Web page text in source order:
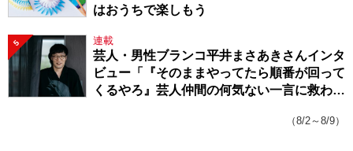
はおうちで楽しもう
5 連載
芸人・男性ブランコ平井まさあきさんインタ
ビュー「『そのままやってたら順番が回って
くるやろ』芸人仲間の何気ない一言に救われ
（8/2～8/9）